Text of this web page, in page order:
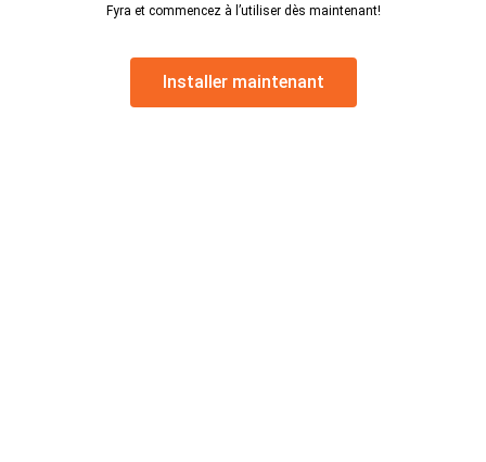
Fyra et commencez à l’utiliser dès maintenant!
Installer maintenant